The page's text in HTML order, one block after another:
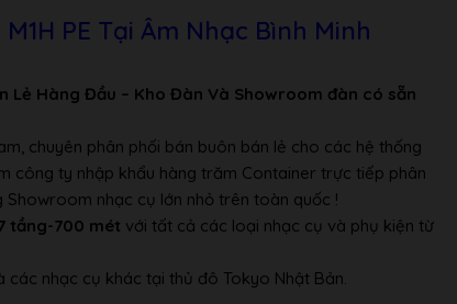
PE Tại Âm Nhạc Bình Minh
Lẻ Hàng Đầu – Kho Đàn Và Showroom đàn có sẵn
chuyên phân phối bán buôn bán lẻ cho các hệ thống
công ty nhập khẩu hàng trăm Container trực tiếp phân
nhạc cụ lớn nhỏ trên toàn quốc !
tầng-700 mét với tất cả các loại nhạc cụ và phụ kiện từ
nhạc cụ khác tại thủ đô Tokyo Nhật Bản.